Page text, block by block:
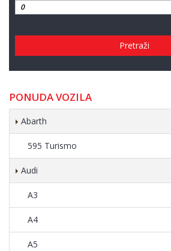
Pretraži
PONUDA VOZILA
Abarth
595 Turismo
Audi
A3
A4
A5